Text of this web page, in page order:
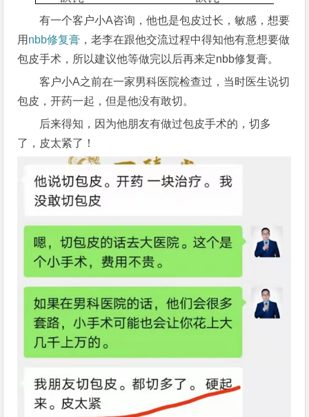
有一个客户小A咨询，他也是包皮过长，敏感，想要
用 nbb修复膏 ，老李在跟他交流过程中得知他有意想要做
包皮手术，所以建议他等做完以后再来定nbb修复膏。
客户小A之前在一家男科医院检查过，当时医生说切
包皮，开药一起，但是他没有敢切。
后来得知，因为他朋友有做过包皮手术的，切多
了，皮太紧了！